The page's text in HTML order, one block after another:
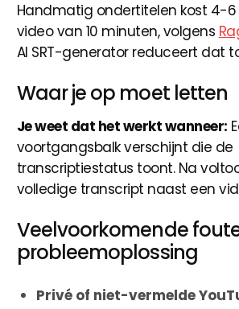
Handmatig ondertitelen kost 4-6
video van 10 minuten, volgens
AI SRT-generator reduceert dat
Waar je op moet letten
Je weet dat het werkt wanneer:
voortgangsbalk verschijnt die de
transcriptiestatus toont. Na
volledige transcript naast een
Veelvoorkomende
probleemoplossing
Privé of niet-vermelde